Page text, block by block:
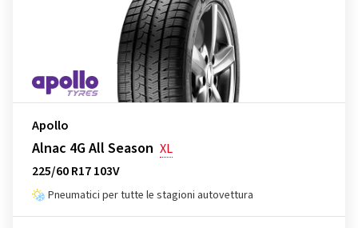
Apollo
Alnac 4G All Season XL
225/60 R17 103V
Pneumatici per tutte le stagioni autovettura